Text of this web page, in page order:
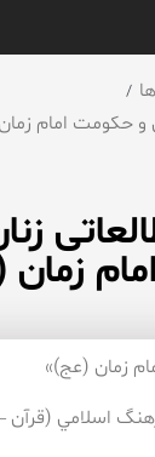
و حكومت امام
امام
زمان (عج)»